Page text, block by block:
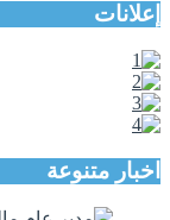
إعلانات
اخبار متنوعة